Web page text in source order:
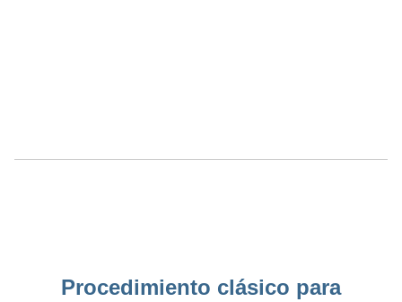
Procedimiento clásico para